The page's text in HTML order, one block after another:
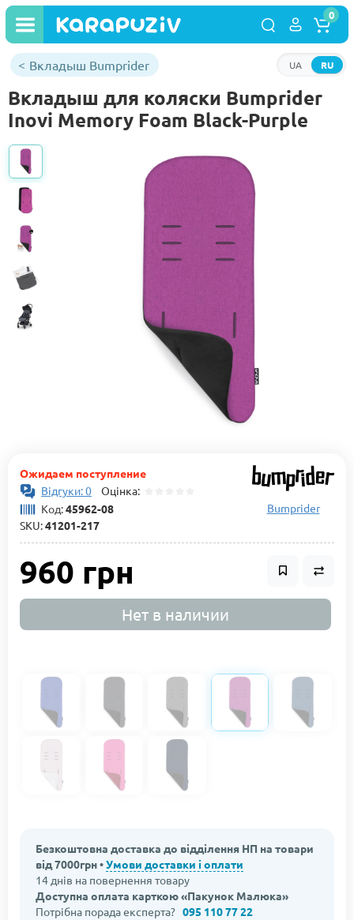
RU
UA
0
Вкладыш Bumprider
Вкладыш для коляски Bumprider
Inovi Memory Foam Black-Purple
Ожидаем поступление
Відгуки: 0 Оцінка:
Код:45962-08
SKU:41201-217
Bumprider
960 грн
Нет в наличии
Безкоштовна доставка до відділення НП на товари
від 7000грн •Умови доставки і оплати
14 днів на повернення товару
Доступна оплата карткою «Пакунок Малюка»
Потрібна порада експерта? 095 110 77 22